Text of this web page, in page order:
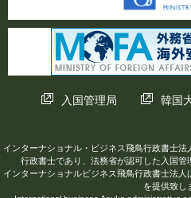
入国管理局 韓国
インターナショナル・ビジネス飛鳥行政書士
行政書士であり、法務省が認可した入国管
インターナショナルビジネス飛鳥行政書士法
を提供致し